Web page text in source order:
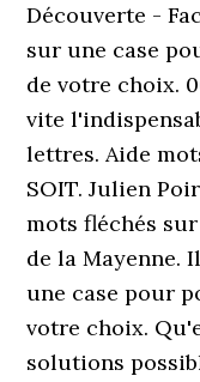
Découverte -
sur une case
de votre choix.
vite
lettres. Aide
SOIT. Julien
mots fléchés
de la Mayenne.
une case pour
votre choix.
solutions